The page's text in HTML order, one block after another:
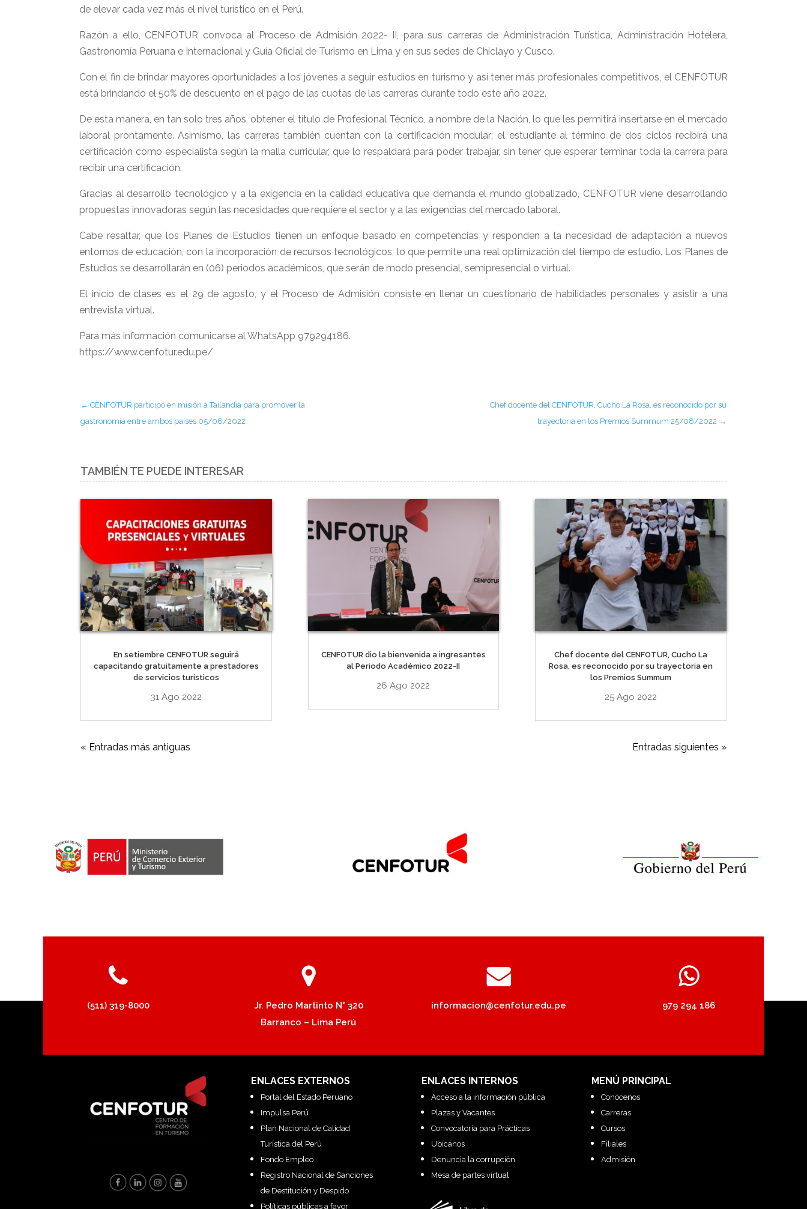
de elevar cada vez más el nivel turístico en el Perú.
Razón a ello, CENFOTUR convoca al Proceso de Admisión 2022- II, para sus carreras de Administración Turística, Administración Hotelera,
Gastronomía Peruana e Internacional y Guía Oficial de Turismo en Lima y en sus sedes de Chiclayo y Cusco.
Con el fin de brindar mayores oportunidades a los jóvenes a seguir estudios en turismo y así tener más profesionales competitivos, el CENFOTUR
está brindando el 50% de descuento en el pago de las cuotas de las carreras durante todo este año 2022.
De esta manera, en tan solo tres años, obtener el título de Profesional Técnico, a nombre de la Nación, lo que les permitirá insertarse en el mercado
laboral prontamente. Asimismo, las carreras también cuentan con la certificación modular; el estudiante al término de dos ciclos recibirá una
certificación como especialista según la malla curricular, que lo respaldará para poder trabajar, sin tener que esperar terminar toda la carrera para
recibir una certificación.
Gracias al desarrollo tecnológico y a la exigencia en la calidad educativa que demanda el mundo globalizado, CENFOTUR viene desarrollando
propuestas innovadoras según las necesidades que requiere el sector y a las exigencias del mercado laboral.
Cabe resaltar, que los Planes de Estudios tienen un enfoque basado en competencias y responden a la necesidad de adaptación a nuevos
entornos de educación, con la incorporación de recursos tecnológicos, lo que permite una real optimización del tiempo de estudio. Los Planes de
Estudios se desarrollarán en (06) periodos académicos, que serán de modo presencial, semipresencial o virtual.
El inicio de clases es el 29 de agosto, y el Proceso de Admisión consiste en llenar un cuestionario de habilidades personales y asistir a una
entrevista virtual.
Para más información comunicarse al WhatsApp 979294186.
https://www.cenfotur.edu.pe/
←CENFOTUR participó en misión a Tailandia para promover la
gastronomía entre ambos países 05/08/2022
Chef docente del CENFOTUR, Cucho La Rosa, es reconocido por su
trayectoria en los Premios Summum 25/08/2022 →
TAMBIÉN TE PUEDE INTERESAR
En setiembre CENFOTUR seguirá
capacitando gratuitamente a prestadores
de servicios turísticos
31 Ago 2022
CENFOTUR dio la bienvenida a ingresantes
al Periodo Académico 2022-II
26 Ago 2022
Chef docente del CENFOTUR, Cucho La
Rosa, es reconocido por su trayectoria en
los Premios Summum
25 Ago 2022
« Entradas más antiguas Entradas siguientes »
(511) 319-8000
Jr. Pedro Martinto N° 320
Barranco – Lima Perú
informacion@cenfotur.edu.pe 979 294 186
ENLACES EXTERNOS
Portal del Estado Peruano
Impulsa Perú
Plan Nacional de Calidad
Turística del Perú
Fondo Empleo
Registro Nacional de Sanciones
de Destitución y Despido
Políticas públicas a favor
ENLACES INTERNOS
Acceso a la información pública
Plazas y Vacantes
Convocatoria para Prácticas
Ubícanos
Denuncia la corrupción
Mesa de partes virtual
MENÚ PRINCIPAL
Conócenos
Carreras
Cursos
Filiales
Admisión